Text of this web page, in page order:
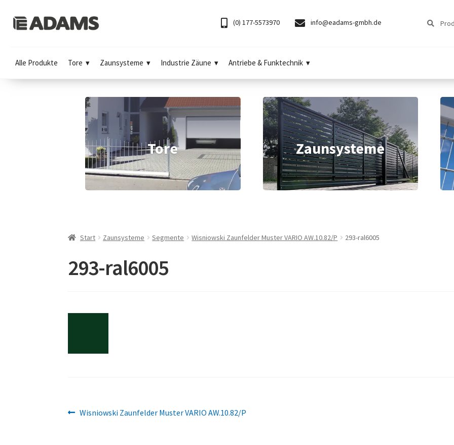
(0) 177-5573970 info@eadams-gmbh.de
nach:
Alle Produkte Tore Zaunsysteme Industrie Zäune Antriebe & Funktechnik
Tore Zaunsysteme
Start Zaunsysteme Segmente Wisniowski Zaunfelder Muster VARIO AW.10.82/P 293-ral6005
293-ral6005
Beitragsnavigation
Vorheriger
Wisniowski Zaunfelder Muster VARIO AW.10.82/P